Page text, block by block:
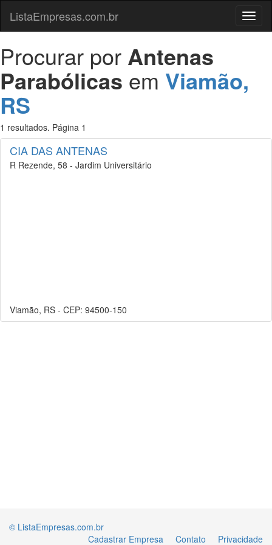
Menu
ListaEmpresas.com.br
Procurar por Antenas
Parabólicas em Viamão,
RS
1 resultados. Página 1
CIA DAS ANTENAS
R Rezende, 58 - Jardim Universitário
Viamão, RS - CEP: 94500-150
© ListaEmpresas.com.br
Cadastrar Empresa
Contato Privacidade